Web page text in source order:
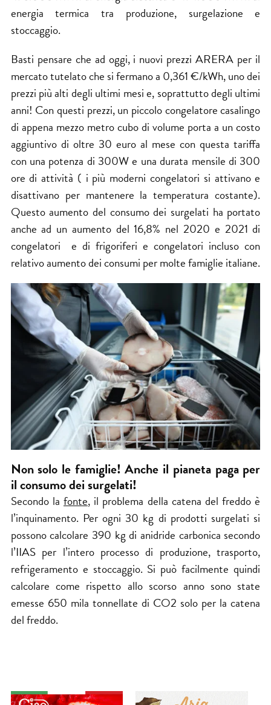
energia termica tra produzione, surgelazione e
stoccaggio.
Basti pensare che ad oggi, i nuovi prezzi ARERA per il
mercato tutelatoche si fermano a 0,361 €/kWh, uno dei
prezzi più alti degli ultimi mesi e, soprattutto degli ultimi
anni! Con questi prezzi, un piccolocongelatorecasalingo
di appena mezzo metro cubo di volume porta a un costo
aggiuntivo di oltre 30 euro al mese con questa tariffa
con una potenza di 300W e una durata mensile di 300
ore di attività ( i più moderni congelatori si attivano e
disattivano per mantenere la temperatura costante).
Questo aumento del consumo dei surgelati ha portato
anche ad un aumento del 16,8% nel 2020 e 2021 di
congelatori e di frigoriferi e congelatori incluso con
relativo aumento dei consumi per molte famiglie italiane.
Non solo le famiglie! Anche il pianeta paga per
il consumo dei surgelati!
Secondo la fonte, il problema della catena del freddo è
l’inquinamento. Per ogni 30 kg di prodotti surgelati si
possono calcolare 390 kg di anidride carbonica secondo
l’IIAS per l’intero processo di produzione, trasporto,
refrigeramento e stoccaggio. Si può facilmente quindi
calcolare come rispetto allo scorso anno sono state
emesse 650 mila tonnellate di CO2 solo per la catena
del freddo.